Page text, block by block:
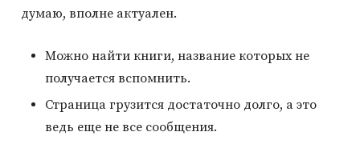
думаю, вполне актуален.
Можно найти книги, название которых не
получается вспомнить.
Страница грузится достаточно долго, а это
ведь еще не все сообщения.